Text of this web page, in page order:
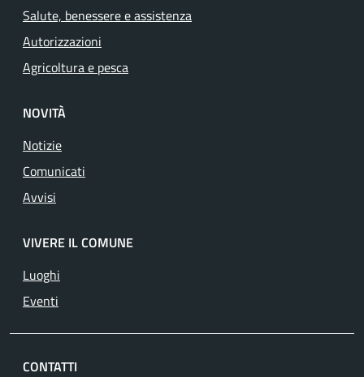
Salute, benessere e assistenza
Autorizzazioni
Agricoltura e pesca
NOVITÀ
Notizie
Comunicati
Avvisi
VIVERE IL COMUNE
Luoghi
Eventi
CONTATTI